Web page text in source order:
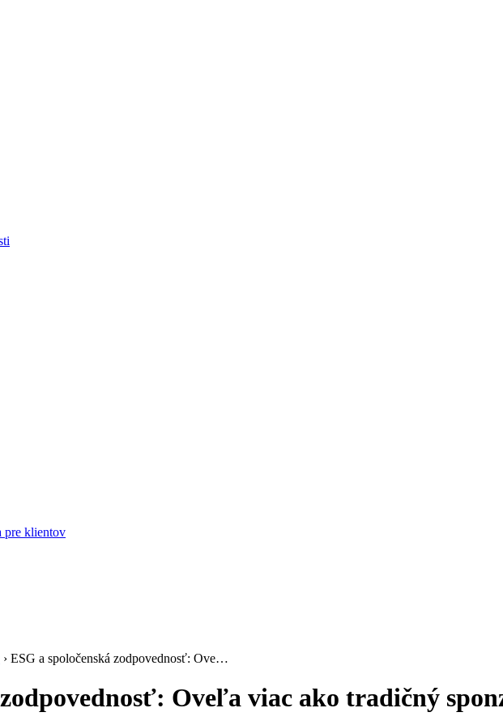
pre klientov
› ESG a spoločenská zodpovednosť: Ove…
Oveľa viac ako tradičný